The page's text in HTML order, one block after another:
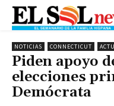
NOTICIAS CONNECTICUT
Piden apoyo
elecciones
Demócrata